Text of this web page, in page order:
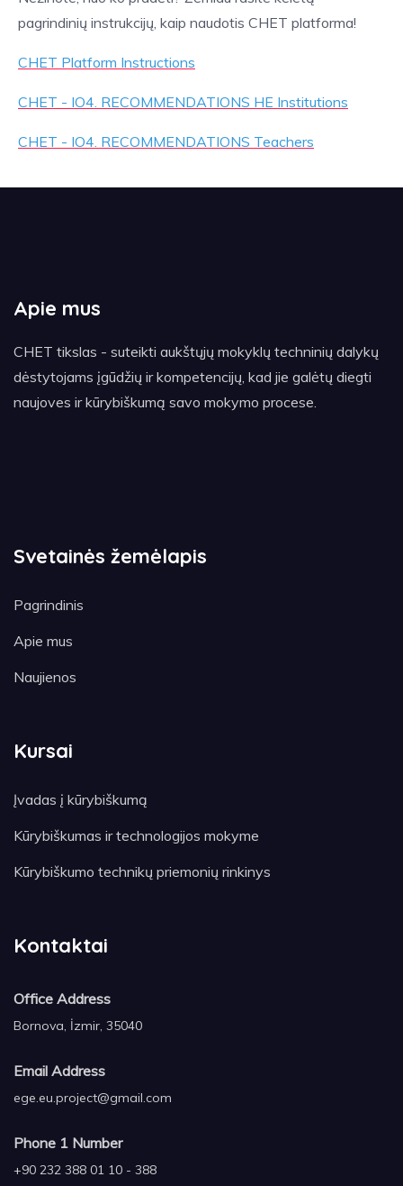
pagrindinių instrukcijų, kaip naudotis CHET platforma!
CHET Platform Instructions
CHET - IO4. RECOMMENDATIONS HE Institutions
CHET - IO4. RECOMMENDATIONS Teachers
Apie mus
CHET tikslas - suteikti aukštųjų mokyklų techninių dalykų
dėstytojams įgūdžių ir kompetencijų, kad jie galėtų diegti
naujoves ir kūrybiškumą savo mokymo procese.
Svetainės žemėlapis
Pagrindinis
Apie mus
Naujienos
Kursai
Įvadas į kūrybiškumą
Kūrybiškumas ir technologijos mokyme
Kūrybiškumo technikų priemonių rinkinys
Kontaktai
Office Address
Bornova, İzmir, 35040
Email Address
ege.eu.project@gmail.com
Phone 1 Number
+90 232 388 01 10 - 388